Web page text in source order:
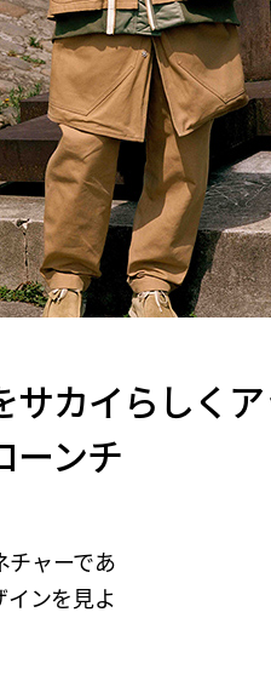
カイらしくア
ーンチ
チャーであ
ンを見よ